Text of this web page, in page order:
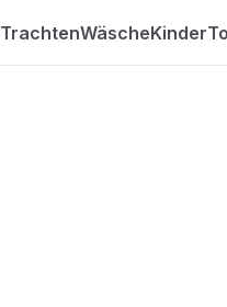
TrachtenWäscheKinder